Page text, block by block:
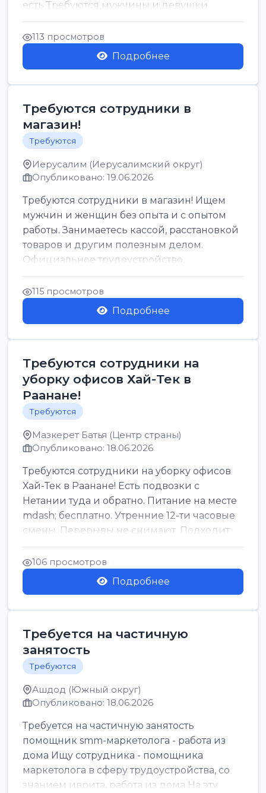
есть Требуются мужчины и девушки
Только официальн...
113 просмотров
Подробнее
Требуются сотрудники в
магазин!
Требуются
Иерусалим (Иерусалимский округ)
Опубликовано: 19.06.2026
Требуются сотрудники в магазин! Ищем
мужчин и женщин без опыта и с опытом
работы. Занимаетесь кассой, расстановкой
товаров и другим полезным делом.
Официальное трудоустройство,
стабильная зарплата от ...
115 просмотров
Подробнее
Требуются сотрудники на
уборку офисов Хай-Тек в
Раанане!
Требуются
Мазкерет Батья (Центр страны)
Опубликовано: 18.06.2026
Требуются сотрудники на уборку офисов
Хай-Тек в Раанане! Есть подвозки с
Нетании туда и обратно. Питание на месте
mdash; бесплатно. Утренние 12-ти часовые
смены. Перерывы не снимают. Подходит
для всех...
106 просмотров
Подробнее
Требуется на частичную
занятость
Требуются
Ашдод (Южный округ)
Опубликовано: 18.06.2026
Требуется на частичную занятость
помощник smm-маркетолога - работа из
дома Ищу сотрудника - помощника
маркетолога в сферу трудоустройства, со
знанием иврита, работа из дома На эту